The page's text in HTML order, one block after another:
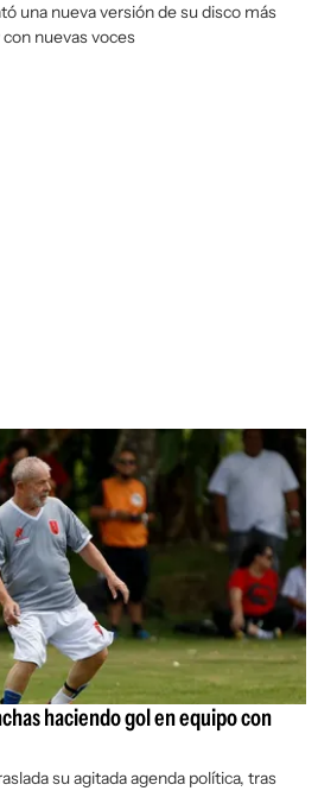
una nueva versión de su disco más
nuevas voces
haciendo gol en equipo con
su agitada agenda política, tras